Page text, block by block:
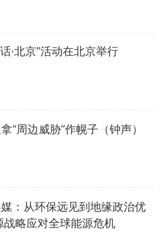
发展座谈会在京举
上，习近平总书
负起新的文化使
文化繁荣、建设
担负起新的文化使
·北京”活动在北京举行
“周边威胁”作幌子（钟声）
：从环保远见到地缘政治优
略应对全球能源危机